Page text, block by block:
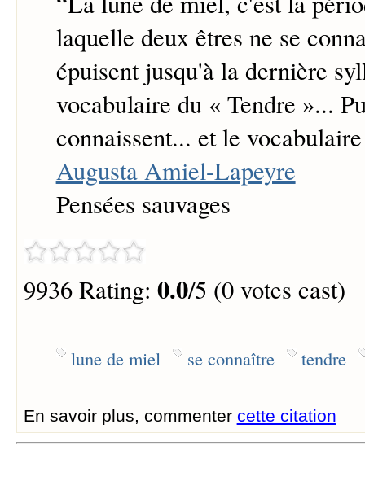
laquelle deux êtres ne se
épuisent jusqu'à la dernière
vocabulaire du « Tendre »...
connaissent... et le
Augusta Amiel-Lapeyre
Pensées sauvages
9936 Rating: 0.0/5 (0 votes cast)
lune de miel se connaître tendre
En savoir plus, commenter cette citation